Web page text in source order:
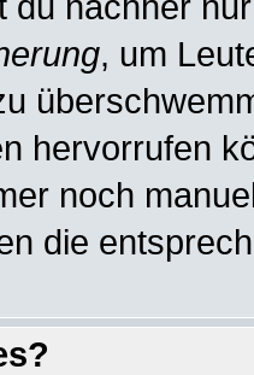
, um
hervorrufen
noch
die